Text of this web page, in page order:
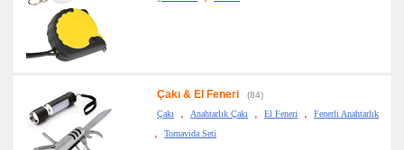
Çakı & El Feneri
(84)
Çakı
, Anahtarlık Çakı , El Feneri , Fenerli Anahtarlık
, Tornavida Seti